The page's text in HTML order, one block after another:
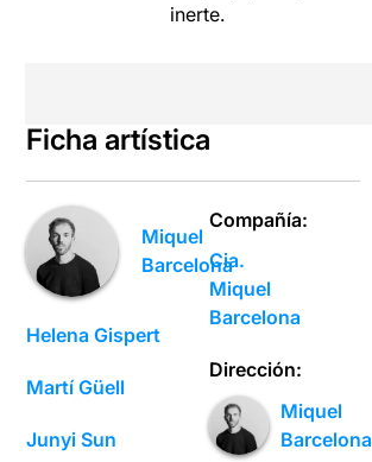
inerte.
Ficha artística
Miquel
Barcelona
Helena Gispert
Martí Güell
Junyi Sun
Compañía:
Cia.
Miquel
Barcelona
Dirección:
Miquel
Barcelona